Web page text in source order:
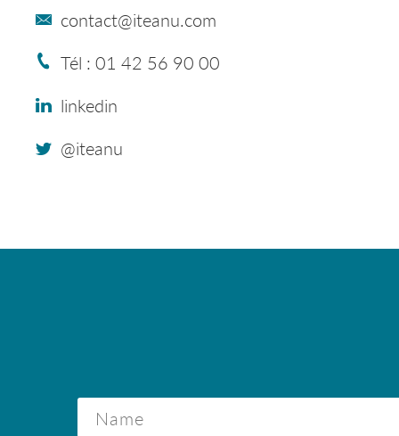
contact@iteanu.com
Tél : 01 42 56 90 00
linkedin
@iteanu